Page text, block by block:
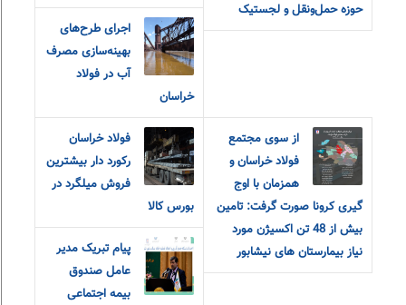
حوزه حمل‌ونقل و لجستیک
اجرای طرح‌های
بهینه‌سازی مصرف
آب در فولاد
خراسان
از سوی مجتمع
فولاد خراسان و
همزمان با اوج
گیری کرونا صورت گرفت: تامین
بیش از 48 تن اکسیژن مورد
نیاز بیمارستان های نیشابور
فولاد خراسان
رکورد دار بیشترین
فروش میلگرد در
بورس کالا
پیام تبریک مدیر
عامل صندوق
بیمه اجتماعی